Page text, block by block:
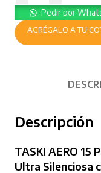
Pedir por
AGRÉGALO A TU
Descripción
TASKI AERO 15
Ultra Silenciosa